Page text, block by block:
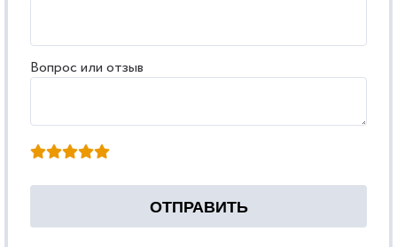
Вопрос или отзыв